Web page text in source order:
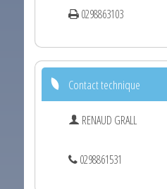
0298863103
Contact technique
RENAUD GRALL
0298861531